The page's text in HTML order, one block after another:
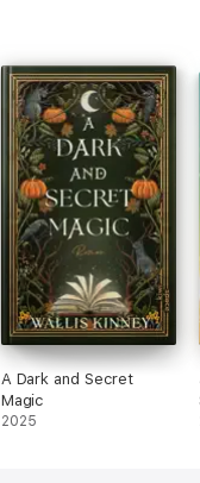
A Dark and Secret
Magic
2025